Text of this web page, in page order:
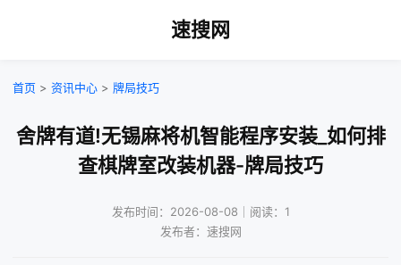
速搜网
首页 > 资讯中心 > 牌局技巧
舍牌有道!无锡麻将机智能程序安装_如何排
查棋牌室改装机器-牌局技巧
发布时间：2026-08-08｜阅读：1
发布者：速搜网